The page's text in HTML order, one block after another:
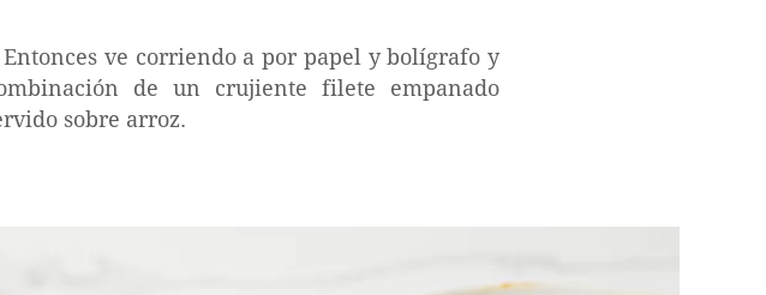
ve corriendo a por papel y bolígrafo y
de un crujiente filete empanado
sobre arroz.